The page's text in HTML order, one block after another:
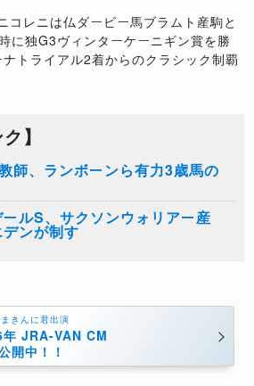
コレニは仏ダービー馬ブラムト産駒と
に独G3ヴィンターケーニギン賞を勝
トライアル2着からのクラシック制覇
】
師、ランボーンら有力3歳馬の
ルS、サクソンウォリアー産
ンが制す
きんに君出演
JRA-VAN CM
開中！！